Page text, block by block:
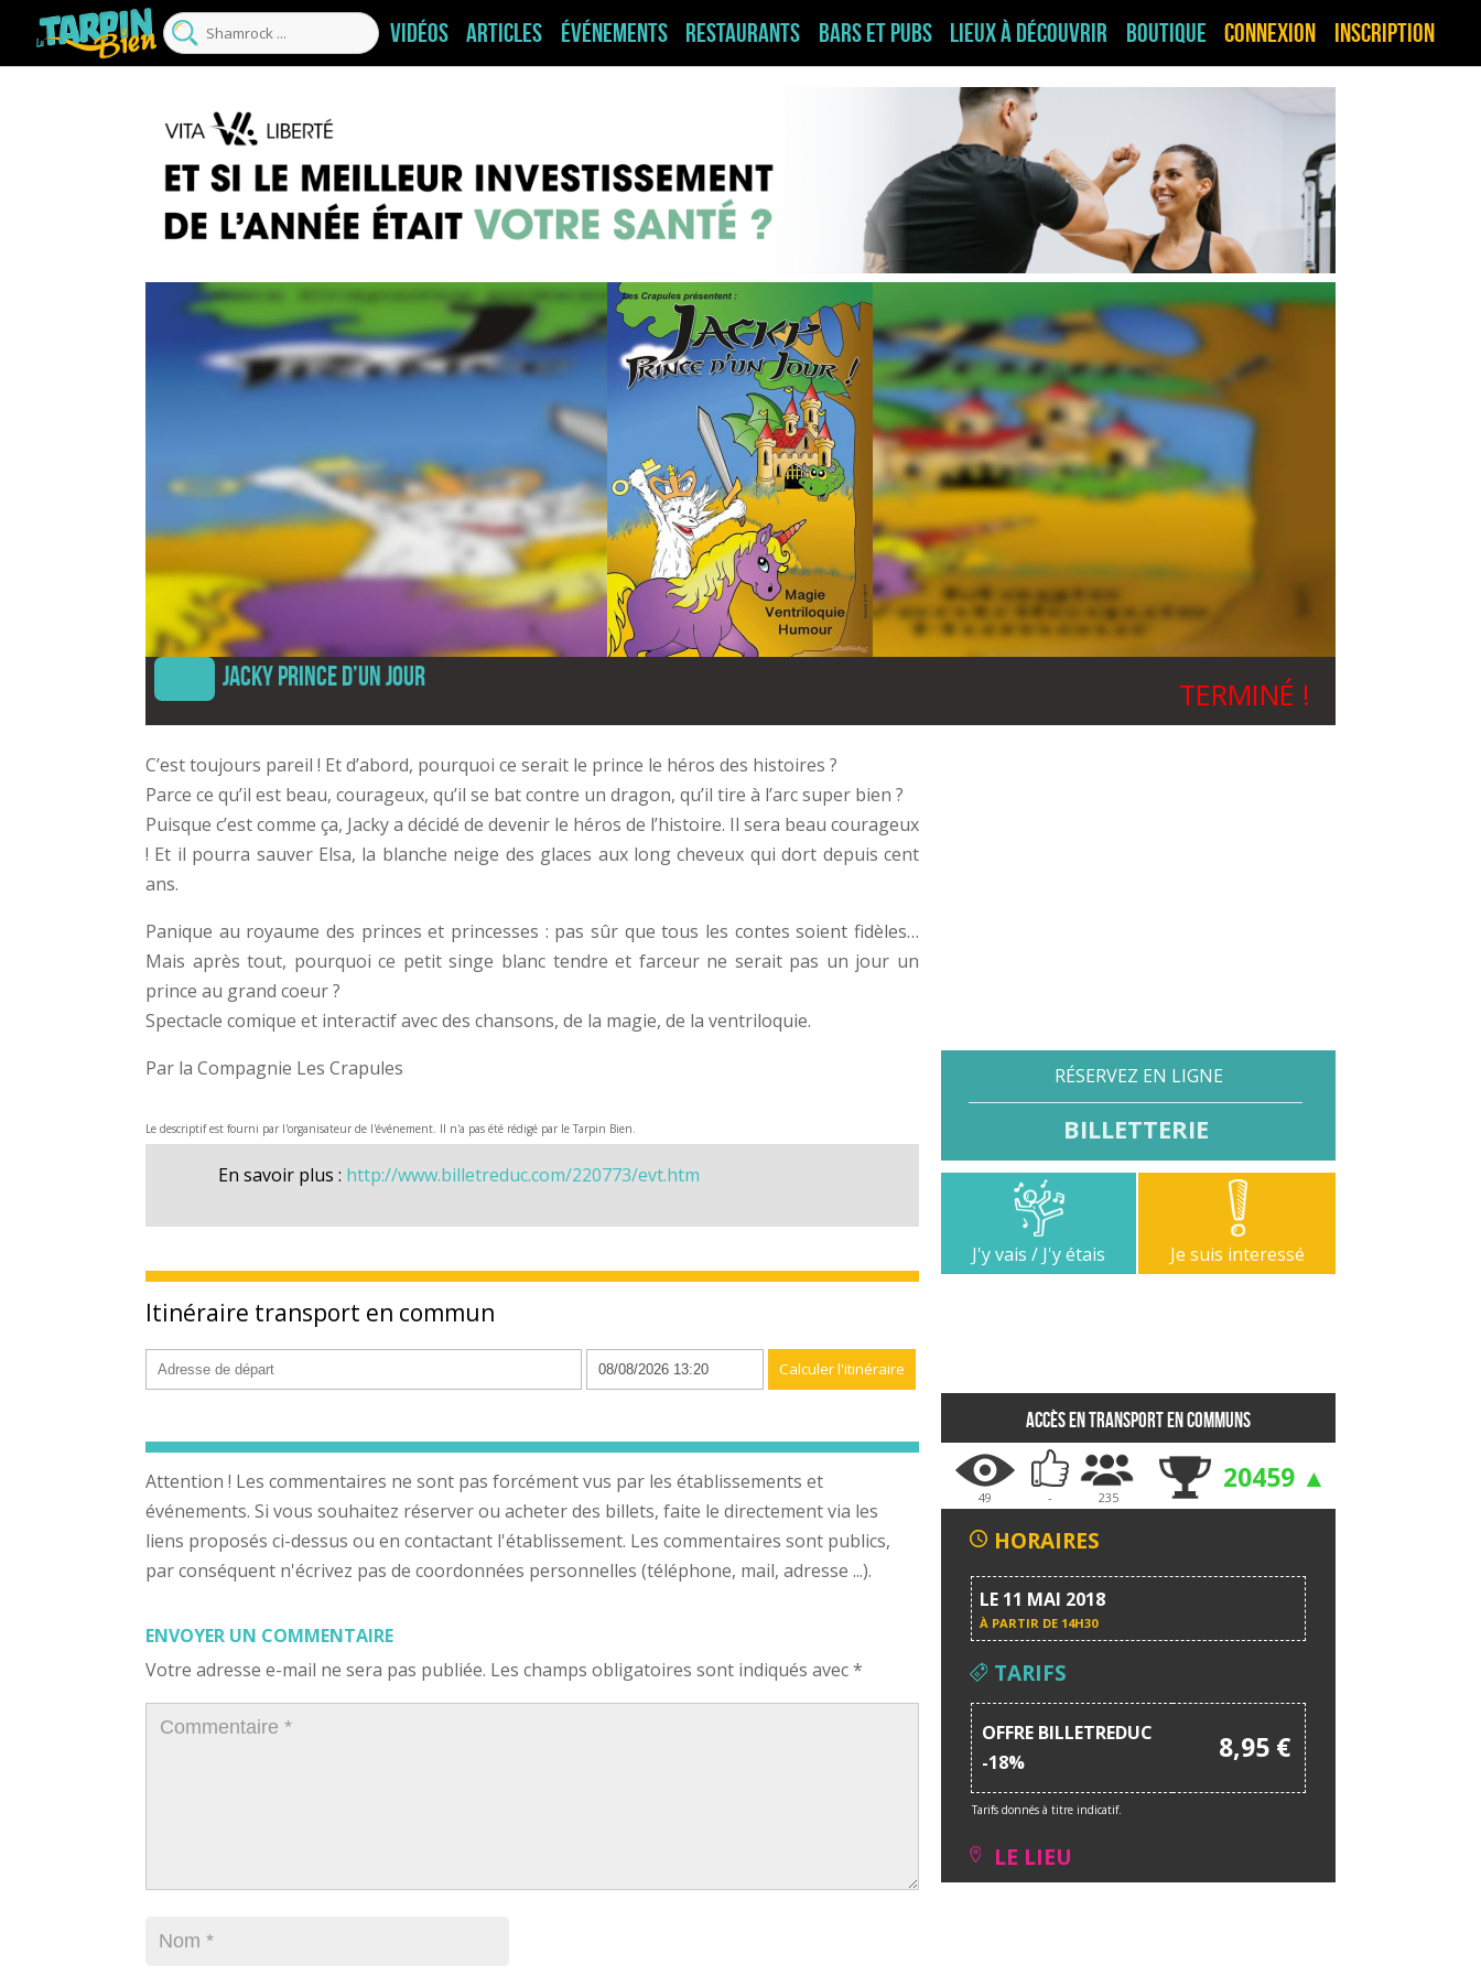
Vidéos Articles Événements Restaurants Bars et pubs Lieux à découvrir Boutique Connexion Inscription
Jacky prince d’un jour TERMINÉ !
C’est toujours pareil ! Et d’abord, pourquoi ce serait le prince le héros des histoires ?
Parce ce qu’il est beau, courageux, qu’il se bat contre un dragon, qu’il tire à l’arc super bien ?
Puisque c’est comme ça, Jacky a décidé de devenir le héros de l’histoire. Il sera beau courageux
! Et il pourra sauver Elsa, la blanche neige des glaces aux long cheveux qui dort depuis cent
ans.
Panique au royaume des princes et princesses : pas sûr que tous les contes soient fidèles…
Mais après tout, pourquoi ce petit singe blanc tendre et farceur ne serait pas un jour un
prince au grand coeur ?
Spectacle comique et interactif avec des chansons, de la magie, de la ventriloquie.
Par la Compagnie Les Crapules
Le descriptif est fourni par l'organisateur de l'événement. Il n'a pas été rédigé par le Tarpin Bien.
En savoir plus : http://www.billetreduc.com/220773/evt.htm
Itinéraire transport en commun
Attention ! Les commentaires ne sont pas forcément vus par les établissements et
événements. Si vous souhaitez réserver ou acheter des billets, faite le directement via les
liens proposés ci-dessus ou en contactant l'établissement. Les commentaires sont publics,
par conséquent n'écrivez pas de coordonnées personnelles (téléphone, mail, adresse ...).
ENVOYER UN COMMENTAIRE
Votre adresse e-mail ne sera pas publiée. Les champs obligatoires sont indiqués avec*
RÉSERVEZ EN LIGNE
BILLETTERIE
J'y vais / J'y étais Je suis interessé
Accès en transport en communs
49 - 235
20459 ▲
HORAIRES
LE 11 MAI 2018
À PARTIR DE 14H30
TARIFS
OFFRE BILLETREDUC
-18%
8,95 €
Tarifs donnés à titre indicatif.
LE LIEU